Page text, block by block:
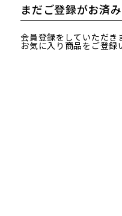
まだご登録がお済
会員登録をしていただき
お気に入り商品をご登録